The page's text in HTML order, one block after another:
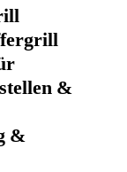
&
&